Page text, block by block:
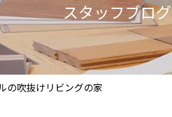
スタッフブログ
の吹抜けリビングの家